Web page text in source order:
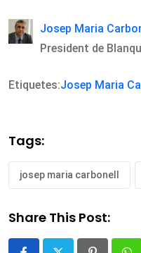
Josep Maria
President de
Etiquetes:Josep Maria
Tags:
josep maria carbonell
Share This Post: